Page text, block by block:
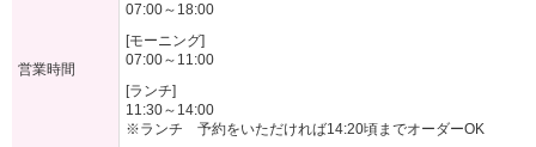
営業時間
07:00～18:00
[モーニング]
07:00～11:00
[ランチ]
11:30～14:00
※ランチ 予約をいただければ14:20頃までオーダーOK